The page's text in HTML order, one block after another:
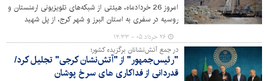
امروز 26 خردادماه، هیئتی از شبکه‌های تلویزیونی ارمنستان و
روسیه در سفری به استان البرز و شهر کرج، از پل شهید
رئیسی به‌عنوان سند جنایات دشمن آمریکایی- صهیونیستی
دیدن کردند.
۲۶ خرداد ۰۵ - ۱۲:۳۳
در جمع آتش‌نشانان برگزیده کشور؛
"رئیس‌جمهور" از "آتش‌نشان کرجی" تجلیل کرد/
قدردانی از فداکاری‌ های سرخ پوشان